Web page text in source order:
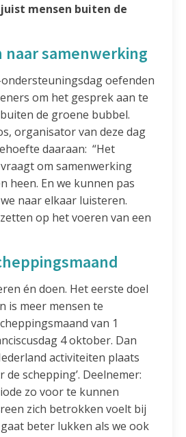
mensen buiten de
naar samenwerking
ondersteuningsdag oefenden
om het gesprek aan te
de groene bubbel.
organisator van deze dag
daaraan: “Het
om samenwerking
heen. En we kunnen pas
naar elkaar luisteren.
op het voeren van een
én doen. Het eerste doel
is meer mensen te
van 1
4 oktober. Dan
activiteiten plaats
schepping’. Deelnemer:
zo voor te kunnen
zich betrokken voelt bij
beter lukken als we ook